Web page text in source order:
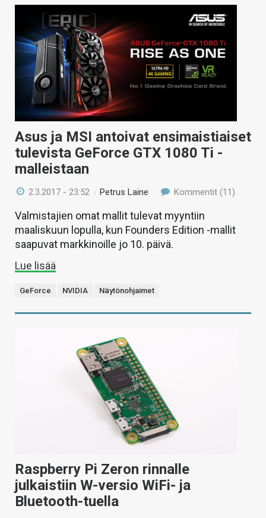
Asus ja MSI antoivat ensimaistiaiset
tulevista GeForce GTX 1080 Ti -
malleistaan
2.3.2017 - 23:52 /Petrus Laine Kommentit (11)
Valmistajien omat mallit tulevat myyntiin
maaliskuun lopulla, kun Founders Edition -mallit
saapuvat markkinoille jo 10. päivä.
Lue lisää
GeForce NVIDIA Näytönohjaimet
Raspberry Pi Zeron rinnalle
julkaistiin W-versio WiFi- ja
Bluetooth-tuella